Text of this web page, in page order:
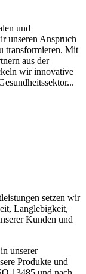
und
unseren Anspruch
transformieren. Mit
aus der
wir innovative
setzen wir
Langlebigkeit,
Kunden und
unserer
Produkte und